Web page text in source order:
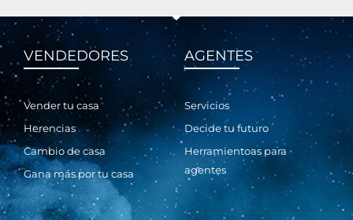
VENDEDORES
Vender tu casa
Herencias
Cambio de casa
Gana más por tu casa
AGENTES
Servicios
Decide tu futuro
Herramientoas para
agentes